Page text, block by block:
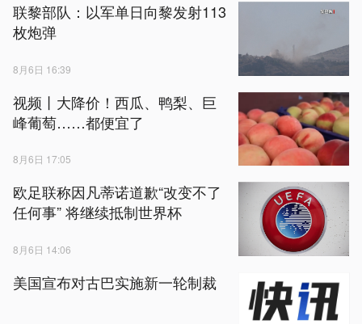
联黎部队：以军单日向黎发射113
枚炮弹
8月6日 16:39
视频丨大降价！西瓜、鸭梨、巨
峰葡萄……都便宜了
8月6日 17:05
欧足联称因凡蒂诺道歉“改变不了
任何事” 将继续抵制世界杯
8月6日 14:06
美国宣布对古巴实施新一轮制裁